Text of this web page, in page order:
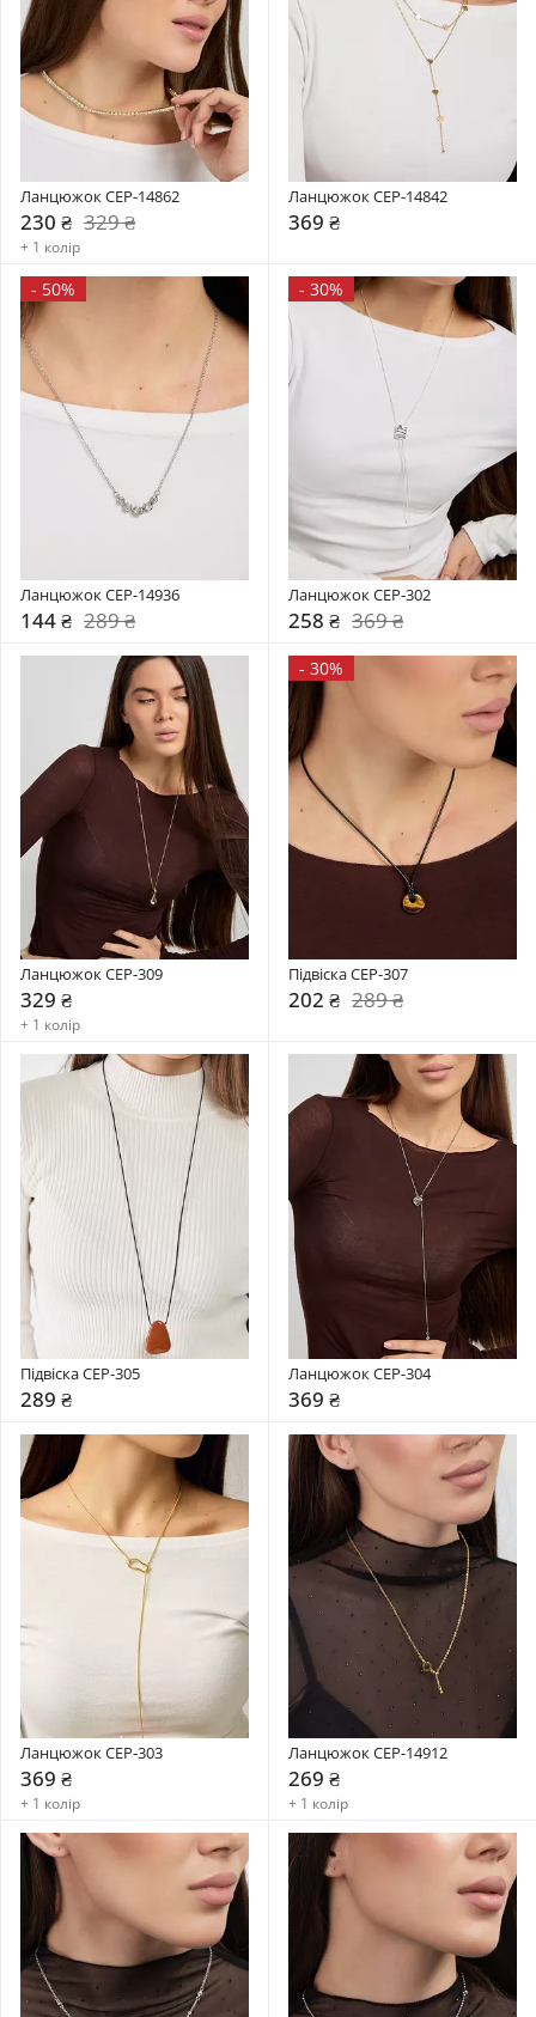
Ланцюжок CEP-14862
230 ₴ 329 ₴
+ 1 колір
Ланцюжок CEP-14842
369 ₴
- 50%
Ланцюжок CEP-14936
144 ₴ 289 ₴
- 30%
Ланцюжок CEP-302
258 ₴ 369 ₴
Ланцюжок CEP-309
329 ₴
+ 1 колір
- 30%
Підвіска CEP-307
202 ₴ 289 ₴
Підвіска CEP-305
289 ₴
Ланцюжок CEP-304
369 ₴
Ланцюжок CEP-303
369 ₴
+ 1 колір
Ланцюжок CEP-14912
269 ₴
+ 1 колір